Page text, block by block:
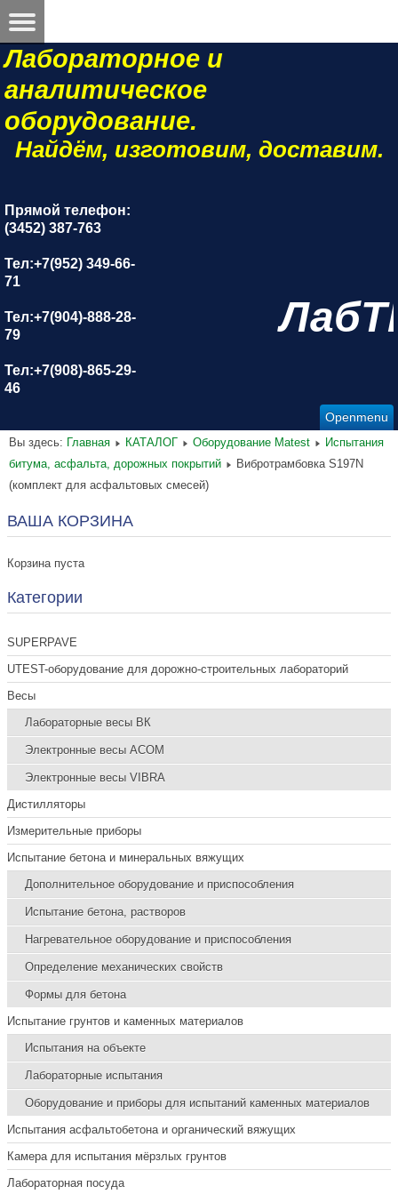
Лабораторное и
аналитическое
оборудование.
Найдём, изготовим, доставим.
Прямой телефон:
(3452) 387-763
Тел:+7(952) 349-66-
71
Тел:+7(904)-888-28-
79
Тел:+7(908)-865-29-
46
Openmenu
Вы здесь: Главная КАТАЛОГ Оборудование Matest
Испытания
битума, асфальта, дорожных покрытий
Вибротрамбовка S197N
(комплект для асфальтовых смесей)
ВАША КОРЗИНА
Корзина пуста
Категории
SUPERPAVE
UTEST-оборудование для дорожно-строительных лабораторий
Весы
Лабораторные весы ВК
Электронные весы ACOM
Электронные весы VIBRA
Дистилляторы
Измерительные приборы
Испытание бетона и минеральных вяжущих
Дополнительное оборудование и приспособления
Испытание бетона, растворов
Нагревательное оборудование и приспособления
Определение механических свойств
Формы для бетона
Испытание грунтов и каменных материалов
Испытания на объекте
Лабораторные испытания
Оборудование и приборы для испытаний каменных материалов
Испытания асфальтобетона и органический вяжущих
Камера для испытания мёрзлых грунтов
Лабораторная посуда